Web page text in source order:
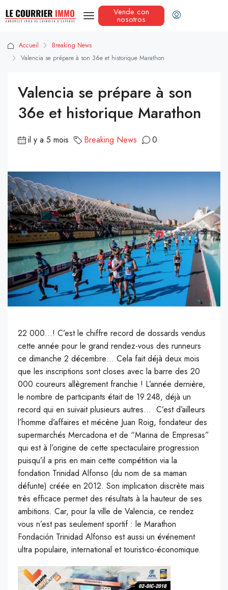
Vende con
nosotros
Accueil
Breaking News
Valencia se prépare à son 36e et historique Marathon
Valencia se prépare à son
36e et historique Marathon
il y a 5 mois Breaking News 0
22 000…! C’est le chiffre record de dossards vendus
cette année pour le grand rendez-vous des runneurs
ce dimanche 2 décembre… Cela fait déjà deux mois
que les inscriptions sont closes avec la barre des 20
000 coureurs allègrement franchie ! L’année dernière,
le nombre de participants était de 19.248, déjà un
record qui en suivait plusieurs autres… C’est d’ailleurs
l’homme d’affaires et mécène Juan Roig, fondateur des
supermarchés Mercadona et de “Marina de Empresas”
qui est à l’origine de cette spectaculaire progression
puisqu’il a pris en main cette compétition via la
fondation Trinidad Alfonso (du nom de sa maman
défunte) créée en 2012. Son implication discrète mais
très efficace permet des résultats à la hauteur de ses
ambitions. Car, pour la ville de Valencia, ce rendez
vous n’est pas seulement sportif : le Marathon
Fondación Trinidad Alfonso est aussi un événement
ultra populaire, international ettouristico-économique.